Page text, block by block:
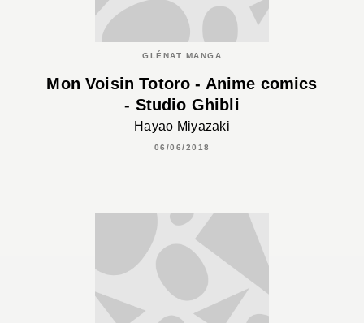
GLÉNAT MANGA
Mon Voisin Totoro - Anime comics
- Studio Ghibli
Hayao Miyazaki
06/06/2018